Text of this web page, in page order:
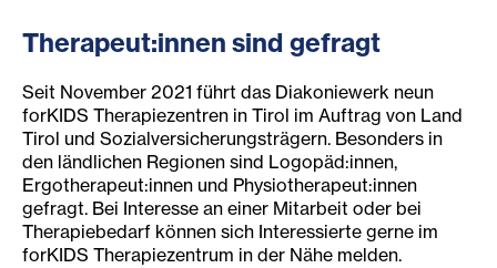
Therapeut:innen sind gefragt
Seit November 2021 führt das Diakoniewerk neun
forKIDS Therapiezentren in Tirol im Auftrag von Land
Tirol und Sozialversicherungsträgern. Besonders in
den ländlichen Regionen sind Logopäd:innen,
Ergotherapeut:innen und Physiotherapeut:innen
gefragt. Bei Interesse an einer Mitarbeit oder bei
Therapiebedarf können sich Interessierte gerne im
forKIDS Therapiezentrum in der Nähe melden.